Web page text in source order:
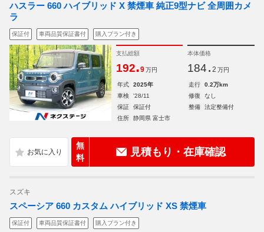
ハスラー 660 ハイブリッド X 禁煙車 純正9型ナビ 全周囲カメ
ラ
保証付 車両品質保証書付 購入プラン付き
支払総額
192.9 万円
本体価格
184. 2 万円
年式 2025年 走行
0.2万km
車検
'28/11 修復
なし
保証
保証付 整備
法定整備付
住所
静岡県 富士市
無
料
見積もり・在庫確認
スズキ
スペーシア 660 カスタム ハイブリッド XS 禁煙車
保証付 車両品質保証書付 購入プラン付き